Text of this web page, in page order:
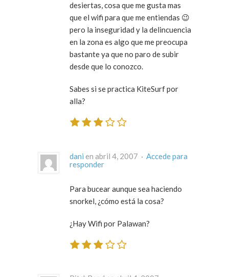
desiertas, cosa que me gusta mas
que el wifi para que me entiendas 😉
pero la inseguridad y la delincuencia
en la zona es algo que me preocupa
bastante ya que no paro de subir
desde que lo conozco.
Sabes si se practica KiteSurf por
alla?
dani en abril 4, 2007 · Accede para
responder
Para bucear aunque sea haciendo
snorkel, ¿cómo está la cosa?
¿Hay Wifi por Palawan?